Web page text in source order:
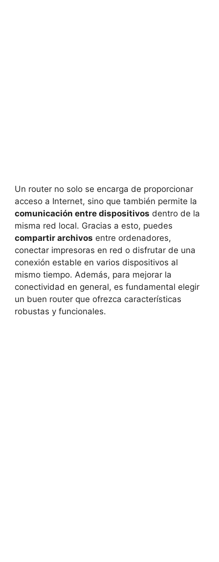
Un router no solo se encarga de proporcionar
acceso a Internet, sino que también permite la
comunicación entre dispositivos dentro de la
misma red local. Gracias a esto, puedes
compartir archivos entre ordenadores,
conectar impresoras en red o disfrutar de una
conexión estable en varios dispositivos al
mismo tiempo. Además, para mejorar la
conectividad en general, es fundamental elegir
un buen router que ofrezca características
robustas y funcionales.